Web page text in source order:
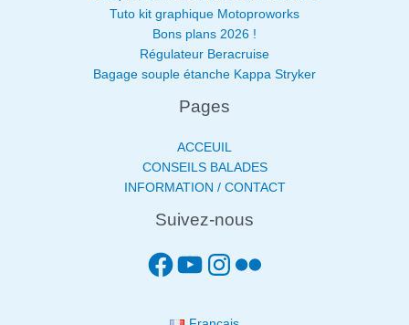
Tuto kit graphique Motoproworks
Bons plans 2026 !
Régulateur Beracruise
Bagage souple étanche Kappa Stryker
Pages
ACCEUIL
CONSEILS BALADES
INFORMATION / CONTACT
Suivez-nous